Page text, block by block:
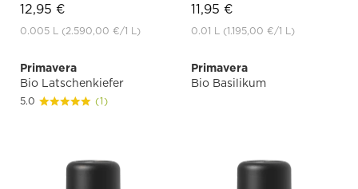
12,95 €
0.005 L (2.590,00 €/1 L)
11,95 €
0.01 L (1.195,00 €/1 L)
Primavera
Bio Latschenkiefer
5.0 (1)
Primavera
Bio Basilikum